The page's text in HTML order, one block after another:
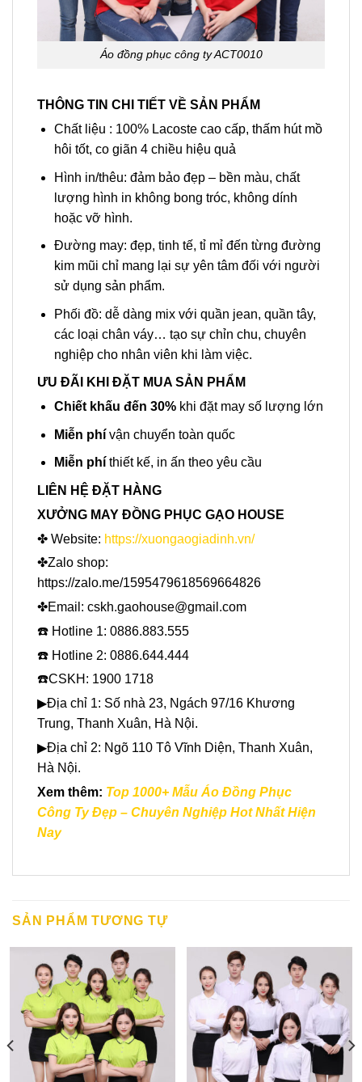
Áo đồng phục công ty ACT0010
THÔNG TIN CHI TIẾT VỀ SẢN PHẨM
Chất liệu : 100% Lacoste cao cấp, thấm hút mồ
hôi tốt, co giãn 4 chiều hiệu quả
Hình in/thêu: đảm bảo đẹp – bền màu, chất
lượng hình in không bong tróc, không dính
hoặc vỡ hình.
Đường may: đẹp, tinh tế, tỉ mỉ đến từng đường
kim mũi chỉ mang lại sự yên tâm đối với người
sử dụng sản phẩm.
Phối đồ: dễ dàng mix với quần jean, quần tây,
các loại chân váy… tạo sự chỉn chu, chuyên
nghiệp cho nhân viên khi làm việc.
ƯU ĐÃI KHI ĐẶT MUA SẢN PHẨM
Chiết khấu đến 30%khi đặt may số lượng lớn
Miễn phí vận chuyển toàn quốc
Miễn phíthiết kế, in ấn theo yêu cầu
LIÊN HỆ ĐẶT HÀNG
XƯỞNG MAY ĐỒNG PHỤC GẠO HOUSE
✤ Website: https://xuongaogiadinh.vn/
✤Zalo shop:
https://zalo.me/1595479618569664826
✤Email: cskh.gaohouse@gmail.com
☎️ Hotline 1: 0886.883.555
☎️ Hotline 2: 0886.644.444
☎️CSKH: 1900 1718
▶Địa chỉ 1: Số nhà 23, Ngách 97/16 Khương
Trung, Thanh Xuân, Hà Nội.
▶Địa chỉ 2: Ngõ 110 Tô Vĩnh Diện, Thanh Xuân,
Hà Nội.
Xem thêm: Top 1000+ Mẫu Áo Đồng Phục
Công Ty Đẹp – Chuyên Nghiệp Hot Nhất Hiện
Nay
SẢN PHẨM TƯƠNG TỰ